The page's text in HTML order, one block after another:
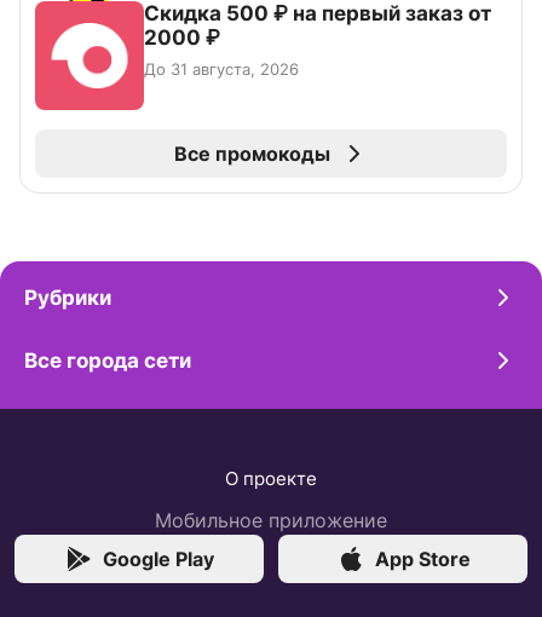
Скидка 500 ₽ на первый заказ от
2000 ₽
До 31 августа, 2026
Все промокоды
Рубрики
Все города сети
О проекте
Мобильное приложение
Google Play
App Store